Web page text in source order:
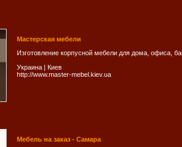
Мастерская мебели
Изготовление корпусной мебели для дома, офиса,
Украина | Киев
http://www.master-mebel.kiev.ua
Мебель на заказ - Самара